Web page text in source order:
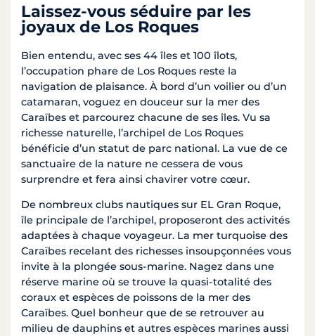
Laissez-vous séduire par les
joyaux de Los Roques
Bien entendu, avec ses 44 îles et 100 îlots,
l’occupation phare de Los Roques reste la
navigation de plaisance. À bord d’un voilier ou d’un
catamaran, voguez en douceur sur la mer des
Caraïbes et parcourez chacune de ses îles. Vu sa
richesse naturelle, l’archipel de Los Roques
bénéficie d’un statut de parc national. La vue de ce
sanctuaire de la nature ne cessera de vous
surprendre et fera ainsi chavirer votre cœur.
De nombreux clubs nautiques sur EL Gran Roque,
île principale de l’archipel, proposeront des activités
adaptées à chaque voyageur. La mer turquoise des
Caraïbes recelant des richesses insoupçonnées vous
invite à la plongée sous-marine. Nagez dans une
réserve marine où se trouve la quasi-totalité des
coraux et espèces de poissons de la mer des
Caraïbes. Quel bonheur que de se retrouver au
milieu de dauphins et autres espèces marines aussi